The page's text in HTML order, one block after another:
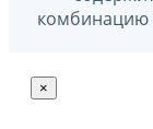
комбинацию
×